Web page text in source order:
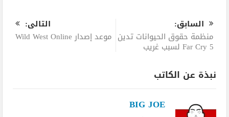
السابق:
منظمة حقوق الحيوانات تدين
Far Cry 5 لسبب غريب
التالى:
موعد إصدار Wild West Online
نبذة عن الكاتب
BIG JOE